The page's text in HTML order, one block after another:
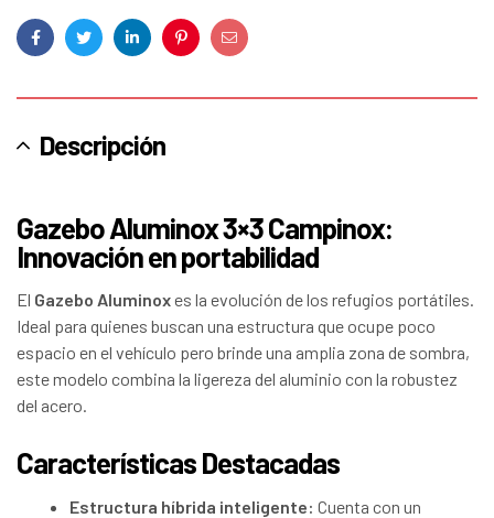
FacebookTwitterLinkedInPinterestCorreo
Descripción
Gazebo Aluminox 3×3 Campinox:
Innovación en portabilidad
El Gazebo Aluminoxes la evolución de los refugios portátiles.
Ideal para quienes buscan una estructura que ocupe poco
espacio en el vehículo pero brinde una amplia zona de sombra,
este modelo combina la ligereza del aluminio con la robustez
del acero.
Características Destacadas
Estructura híbrida inteligente: Cuenta con un